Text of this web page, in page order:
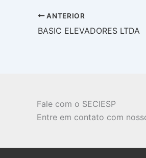
ANTERIOR
BASIC ELEVADORES LTDA
Fale com o SECIESP
Entre em contato com